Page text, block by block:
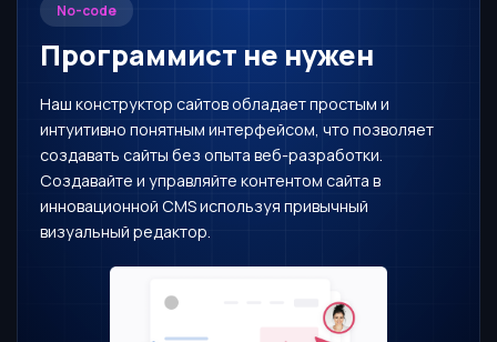
No-code
Программист не нужен
Наш конструктор сайтов обладает простым и
интуитивно понятным интерфейсом, что позволяет
создавать сайты без опыта веб-разработки.
Создавайте и управляйте контентом сайта в
инновационной CMS используя привычный
визуальный редактор.